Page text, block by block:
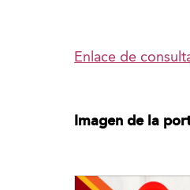
Enlace de
Imagen de la